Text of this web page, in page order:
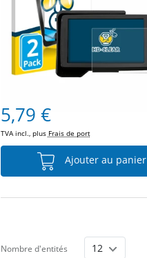
5,79 €
TVA incl., plus Frais de port
Ajouter au panier
Nombre d'entités